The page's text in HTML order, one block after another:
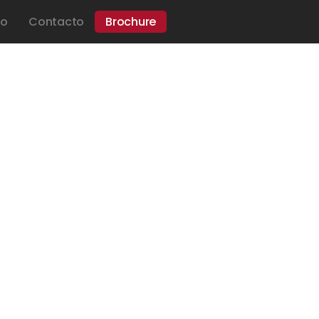
Contacto Brochure